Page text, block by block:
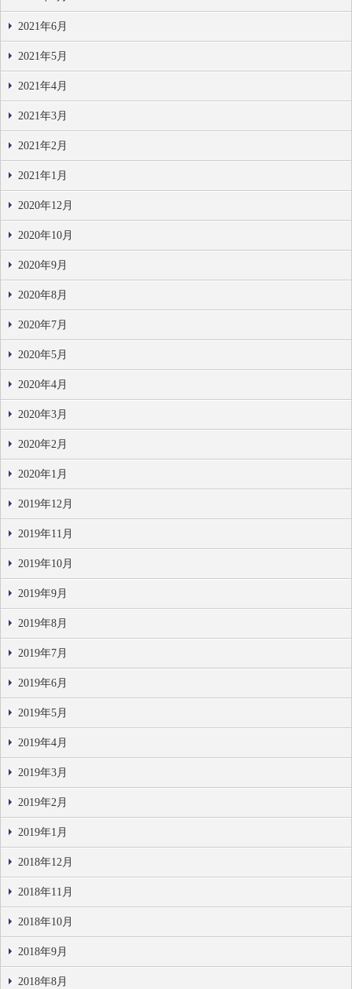
2021年6月
2021年5月
2021年4月
2021年3月
2021年2月
2021年1月
2020年12月
2020年10月
2020年9月
2020年8月
2020年7月
2020年5月
2020年4月
2020年3月
2020年2月
2020年1月
2019年12月
2019年11月
2019年10月
2019年9月
2019年8月
2019年7月
2019年6月
2019年5月
2019年4月
2019年3月
2019年2月
2019年1月
2018年12月
2018年11月
2018年10月
2018年9月
2018年8月